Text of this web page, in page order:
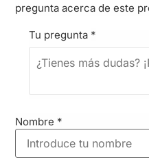
pregunta acerca de este
Tu pregunta *
Nombre *